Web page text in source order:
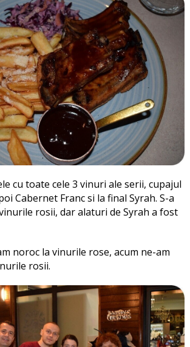
cu toate cele 3 vinuri ale serii, cupajul
Cabernet Franc si la final Syrah. S-a
rosii, dar alaturi de Syrah a fost
noroc la vinurile rose, acum ne-am
rosii.